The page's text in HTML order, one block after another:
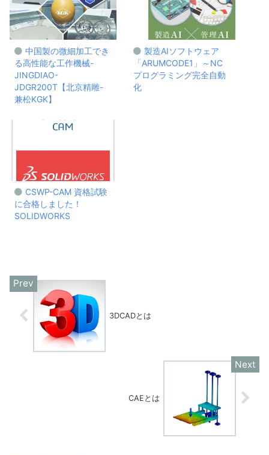
中国製の微細加工でき
る高性能な工作機械-
JINGDIAO-
JDGR200T【北京精雕-
兼松KGK】
製造AIソフトウェア
「ARUMCODE1」～NC
プログラミング完全自動
化
CSWP-CAM 資格試験
に合格しました！
SOLIDWORKS
3DCADとは
CAEとは